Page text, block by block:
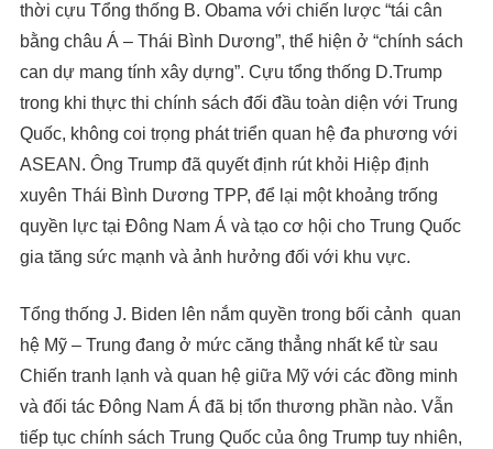
thời cựu Tổng thống B. Obama với chiến lược “tái cân
bằng châu Á – Thái Bình Dương”, thể hiện ở “chính sách
can dự mang tính xây dựng”. Cựu tổng thống D.Trump
trong khi thực thi chính sách đối đầu toàn diện với Trung
Quốc, không coi trọng phát triển quan hệ đa phương với
ASEAN. Ông Trump đã quyết định rút khỏi Hiệp định
xuyên Thái Bình Dương TPP, để lại một khoảng trống
quyền lực tại Đông Nam Á và tạo cơ hội cho Trung Quốc
gia tăng sức mạnh và ảnh hưởng đối với khu vực.
Tổng thống J. Biden lên nắm quyền trong bối cảnh quan
hệ Mỹ – Trung đang ở mức căng thẳng nhất kể từ sau
Chiến tranh lạnh và quan hệ giữa Mỹ với các đồng minh
và đối tác Đông Nam Á đã bị tổn thương phần nào. Vẫn
tiếp tục chính sách Trung Quốc của ông Trump tuy nhiên,